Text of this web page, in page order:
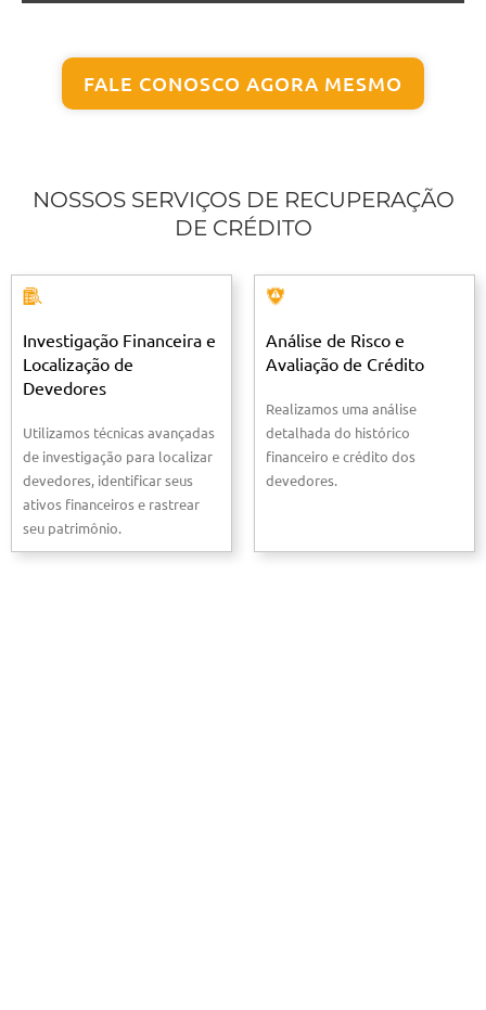
FALE CONOSCO AGORA MESMO
NOSSOS SERVIÇOS DE RECUPERAÇÃO
DE CRÉDITO
Investigação Financeira e
Localização de
Devedores
Utilizamos técnicas avançadas
de investigação para localizar
devedores, identificar seus
ativos financeiros e rastrear
seu patrimônio.
Análise de Risco e
Avaliação de Crédito
Realizamos uma análise
detalhada do histórico
financeiro e crédito dos
devedores.